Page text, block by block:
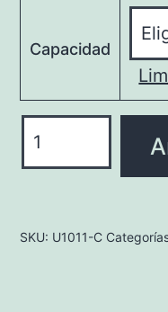
Capacidad
Clip
SKU: U1011-C